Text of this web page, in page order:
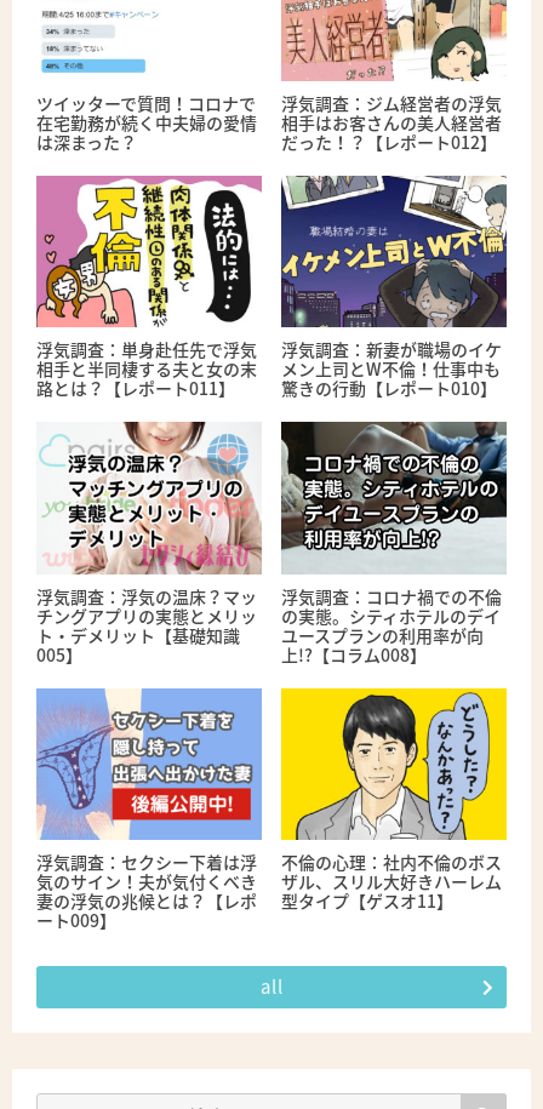
ツイッターで質問！コロナで
在宅勤務が続く中夫婦の愛情
は深まった？
浮気調査：ジム経営者の浮気
相手はお客さんの美人経営者
だった！？【レポート012】
浮気調査：単身赴任先で浮気
相手と半同棲する夫と女の末
路とは？【レポート011】
浮気調査：新妻が職場のイケ
メン上司とW不倫！仕事中も
驚きの行動【レポート010】
浮気調査：浮気の温床？マッ
チングアプリの実態とメリッ
ト・デメリット【基礎知識
005】
浮気調査：コロナ禍での不倫
の実態。シティホテルのデイ
ユースプランの利用率が向
上!?【コラム008】
浮気調査：セクシー下着は浮
気のサイン！夫が気付くべき
妻の浮気の兆候とは？【レポ
ート009】
不倫の心理：社内不倫のボス
ザル、スリル大好きハーレム
型タイプ【ゲスオ11】
all